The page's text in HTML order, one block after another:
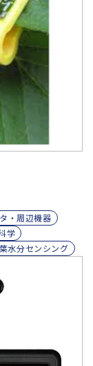
・周辺機器
学
水分センシング